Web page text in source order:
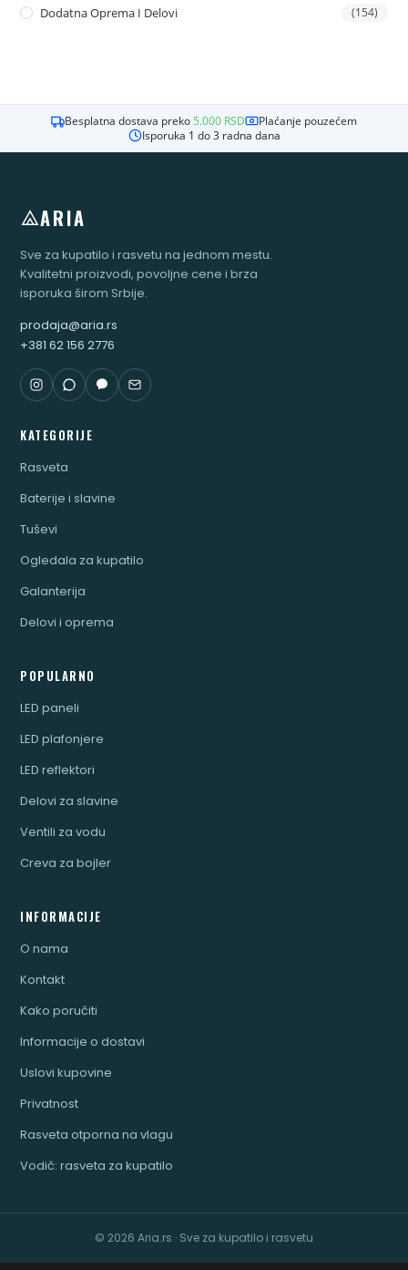
Dodatna Oprema I Delovi (154)
Besplatna dostava preko 5.000 RSD
Plaćanje pouzećem
Isporuka 1 do 3 radna dana
ARIA
Sve za kupatilo i rasvetu na jednom mestu.
Kvalitetni proizvodi, povoljne cene i brza
isporuka širom Srbije.
prodaja@aria.rs
+381 62 156 2776
KATEGORIJE
Rasveta
Baterije i slavine
Tuševi
Ogledala za kupatilo
Galanterija
Delovi i oprema
POPULARNO
LED paneli
LED plafonjere
LED reflektori
Delovi za slavine
Ventili za vodu
Creva za bojler
INFORMACIJE
O nama
Kontakt
Kako poručiti
Informacije o dostavi
Uslovi kupovine
Privatnost
Rasveta otporna na vlagu
Vodič: rasveta za kupatilo
© 2026 Aria.rs · Sve za kupatilo i rasvetu